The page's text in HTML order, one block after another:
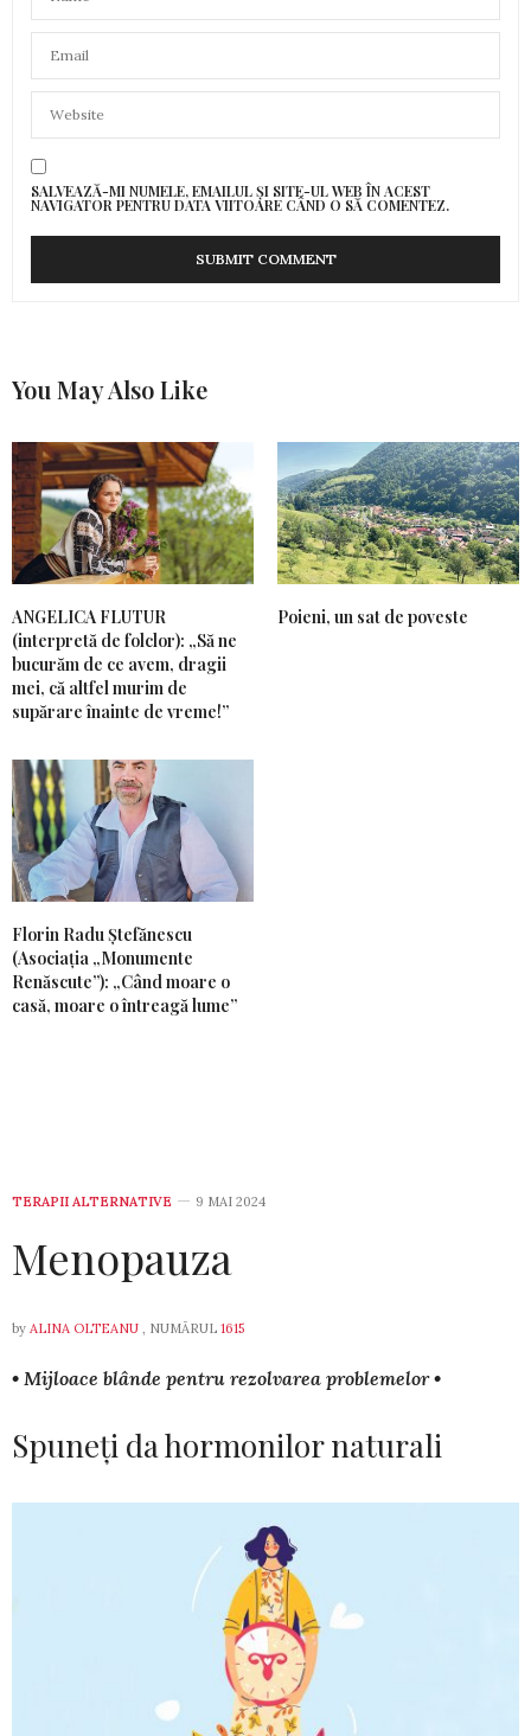
SALVEAZĂ-MI NUMELE, EMAILUL ȘI SITE-UL WEB ÎN ACEST
NAVIGATOR PENTRU DATA VIITOARE CÂND O SĂ COMENTEZ.
You May Also Like
ANGELICA FLUTUR
(interpretă de folclor): „Să ne
bucurăm de ce avem, dragii
mei, că altfel murim de
supărare înainte de vreme!”
Poieni, un sat de poveste
Florin Radu Ștefănescu
(Asociația „Monumente
Renăscute”): „Când moare o
casă, moare o întreagă lume”
TERAPII ALTERNATIVE 9 MAI 2024
Menopauza
by ALINA OLTEANU , NUMĂRUL 1615
• Mij­loace blânde pentru re­zolvarea problemelor •
Spuneți da hormonilor naturali